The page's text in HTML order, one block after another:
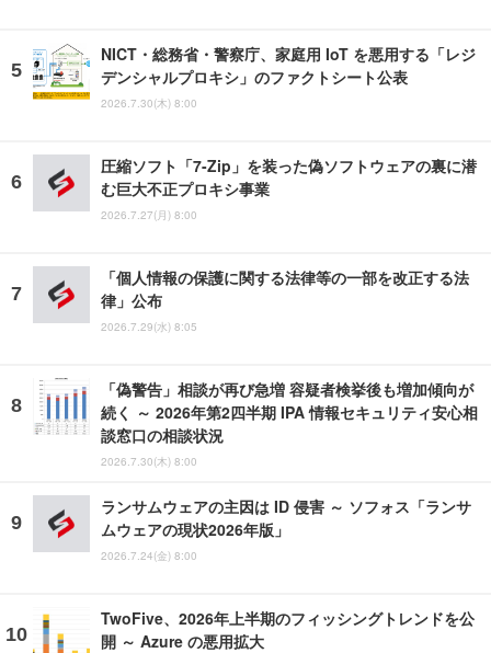
NICT・総務省・警察庁、家庭用 IoT を悪用する「レジ
デンシャルプロキシ」のファクトシート公表
2026.7.30(木) 8:00
圧縮ソフト「7-Zip」を装った偽ソフトウェアの裏に潜
む巨大不正プロキシ事業
2026.7.27(月) 8:00
「個人情報の保護に関する法律等の一部を改正する法
律」公布
2026.7.29(水) 8:05
「偽警告」相談が再び急増 容疑者検挙後も増加傾向が
続く ～ 2026年第2四半期 IPA 情報セキュリティ安心相
談窓口の相談状況
2026.7.30(木) 8:00
ランサムウェアの主因は ID 侵害 ～ ソフォス「ランサ
ムウェアの現状2026年版」
2026.7.24(金) 8:00
TwoFive、2026年上半期のフィッシングトレンドを公
開 ～ Azure の悪用拡大